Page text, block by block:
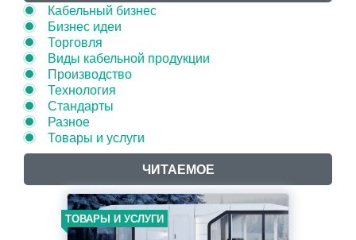
Кабельный бизнес
Бизнес идеи
Торговля
Виды кабельной продукции
Производство
Технология
Стандарты
Разное
Товары и услуги
ЧИТАЕМОЕ
ТОВАРЫ И УСЛУГИ